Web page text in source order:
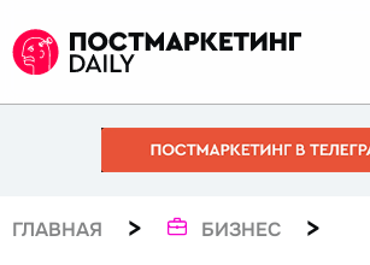
ГЛАВНАЯ > БИЗНЕС >